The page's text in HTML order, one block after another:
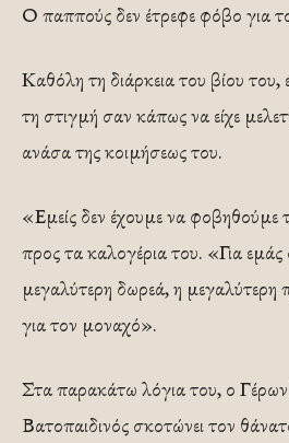
Ο παππούς δεν έτρεφε φόβο για
Καθόλη τη διάρκεια του βίου του,
τη στιγμή σαν κάπως να είχε
ανάσα της κοιμήσεως του.
«Εμείς δεν έχουμε να φοβηθούμε
προς τα καλογέρια του. «Για εμάς
μεγαλύτερη δωρεά, η
για τον μοναχό».
Στα παρακάτω λόγια του, ο
Βατοπαιδινός σκοτώνει τον